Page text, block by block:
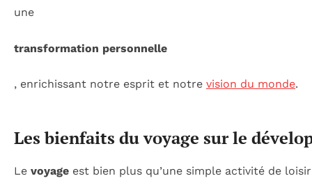
une
transformation personnelle
, enrichissant notre esprit et notre vision du monde.
Les bienfaits du voyage sur le
Le voyage est bien plus qu’une simple activité de